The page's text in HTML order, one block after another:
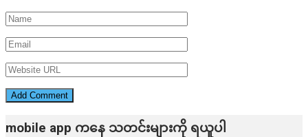
mobile app ​​ကနေ ​​သတင်းများကို ရယူပါ